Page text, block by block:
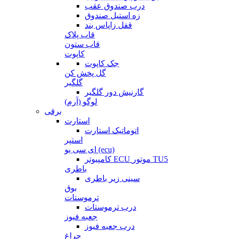
درب صندوق عقب
زه استیل صندوق
قفل زاپاس بند
قاب پلاک
قاب ستون
کاپوت
جک کاپوت
گل پخش کن
گلگیر
گارنیش دور گلگیر
لوگو (آرم)
برقی
استارت
اتوماتیک استارت
استپر
ای سی یو (ecu)
کامپیوتر ECU موتور TU5
باطری
سینی زیر باطری
بوق
ترموستات
درب ترموستات
جعبه فیوز
درب جعبه فیوز
چراغ